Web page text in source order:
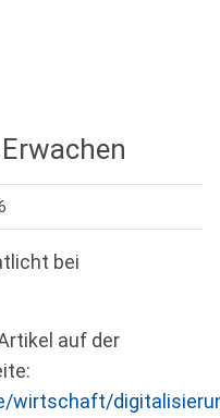
bei
auf der
wirtschaft/